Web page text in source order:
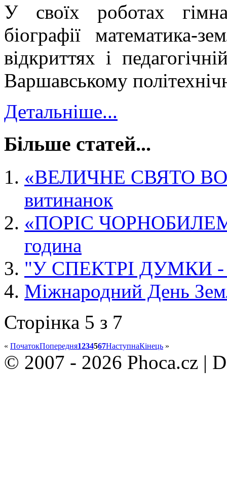
У своїх роботах
біографії математика-
відкриттях і
Варшавському
Детальніше...
Більше статей...
«ВЕЛИЧНЕ СВЯТО
витинанок
«ПОРІС ЧОРНОБИЛЕМ
година
"У СПЕКТРІ ДУМКИ -
Міжнародний День
Сторінка 5 з 7
« ПочатокПопередня1234567НаступнаКінець »
© 2007 - 2026 Phoca.cz |